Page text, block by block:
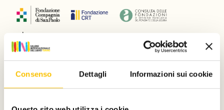
Consenso Dettagli Informazioni sui cookie
Main partner